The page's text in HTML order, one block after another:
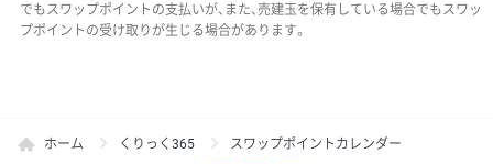
でもスワップポイントの支払いが、また、売建玉を保有している場合でもスワッ
プポイントの受け取りが生じる場合があります。
ホーム くりっく365 スワップポイントカレンダー